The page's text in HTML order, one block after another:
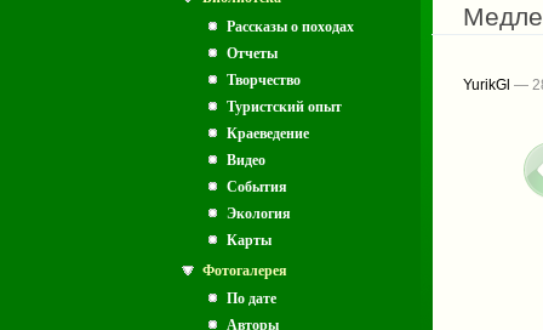
Рассказы о походах
Отчеты
Творчество
Туристский опыт
Краеведение
Видео
События
Экология
Карты
Фотогалерея
По дате
Авторы
Вы
YurikGl —